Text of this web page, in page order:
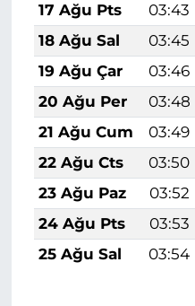
17 Ağu Pts
03:43
18 Ağu Sal
03:45
19 Ağu Çar
03:46
20 Ağu Per
03:48
21 Ağu Cum
03:49
22 Ağu Cts
03:50
23 Ağu Paz
03:52
24 Ağu Pts
03:53
25 Ağu Sal
03:54